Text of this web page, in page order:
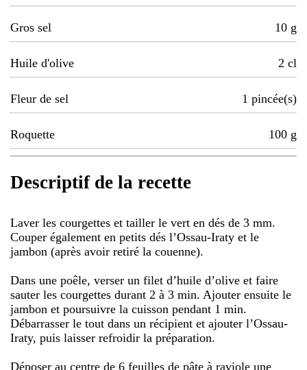
Gros sel 10 g
Huile d'olive 2 cl
Fleur de sel 1 pincée(s)
Roquette 100 g
Descriptif de la recette
Laver les courgettes et tailler le vert en dés de 3 mm.
Couper également en petits dés l’Ossau-Iraty et le
jambon (après avoir retiré la couenne).
Dans une poêle, verser un filet d’huile d’olive et faire
sauter les courgettes durant 2 à 3 min. Ajouter ensuite le
jambon et poursuivre la cuisson pendant 1 min.
Débarrasser le tout dans un récipient et ajouter l’Ossau-
Iraty, puis laisser refroidir la préparation.
Déposer au centre de 6 feuilles de pâte à raviole une